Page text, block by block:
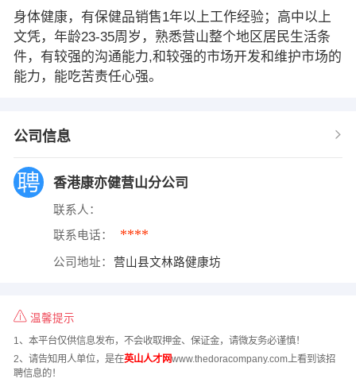
身体健康，有保健品销售1年以上工作经验；高中以上
文凭，年龄23-35周岁，熟悉营山整个地区居民生活条
件，有较强的沟通能力,和较强的市场开发和维护市场的
能力，能吃苦责任心强。
公司信息
香港康亦健营山分公司
联系人：
联系电话： ****
公司地址： 营山县文林路健康坊
温馨提示
1、本平台仅供信息发布，不会收取押金、保证金，请微友务必谨慎！
2、请告知用人单位，是在英山人才网www.thedoracompany.com上看到该招
聘信息的！